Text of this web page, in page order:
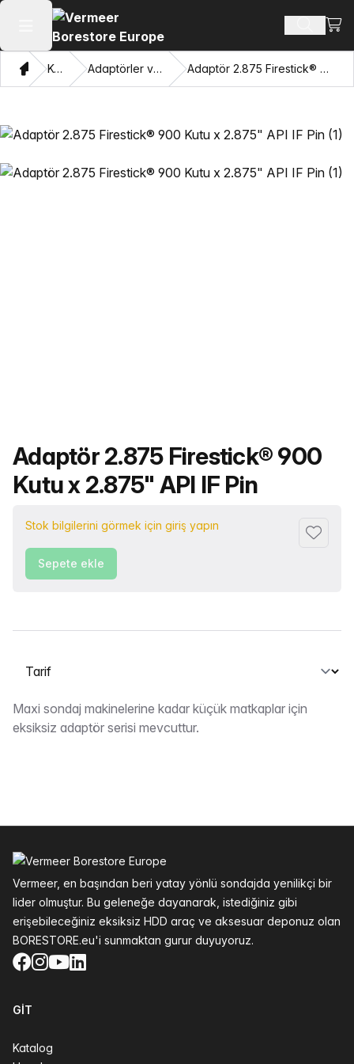
Ana menüyü aç Ürün ara
Ev Katalog Adaptörler ve Gözleri Çekme Adaptör 2.875 Firestick® 900 Kutu x 2.875" API IF Pin
Ürün adı
Adaptör 2.875 Firestick® 900
Kutu x 2.875" API IF Pin
Stok bilgilerini görmek için giriş yapın
Sepete ekle
Bir sekme seçin
Tarif
Maxi sondaj makinelerine kadar küçük matkaplar için
eksiksiz adaptör serisi mevcuttur.
Vermeer, en başından beri yatay yönlü sondajda yenilikçi bir
lider olmuştur. Bu geleneğe dayanarak, istediğiniz gibi
erişebileceğiniz eksiksiz HDD araç ve aksesuar deponuz olan
BORESTORE.eu'i sunmaktan gurur duyuyoruz.
Facebook
Instagram
YouTube
LinkedIn
GIT
Katalog